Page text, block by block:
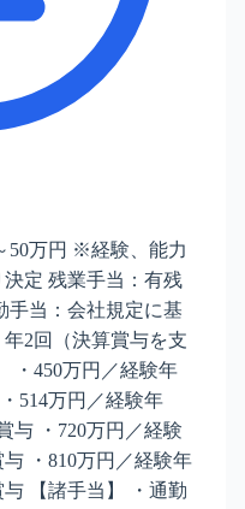
50万円 ※経験、能力
定 残業手当：有残
手当：会社規定に基
2回（決算賞与を支
・450万円／経験年
514万円／経験年
与 ・720万円／経験
・810万円／経験年
【諸手当】 ・通勤